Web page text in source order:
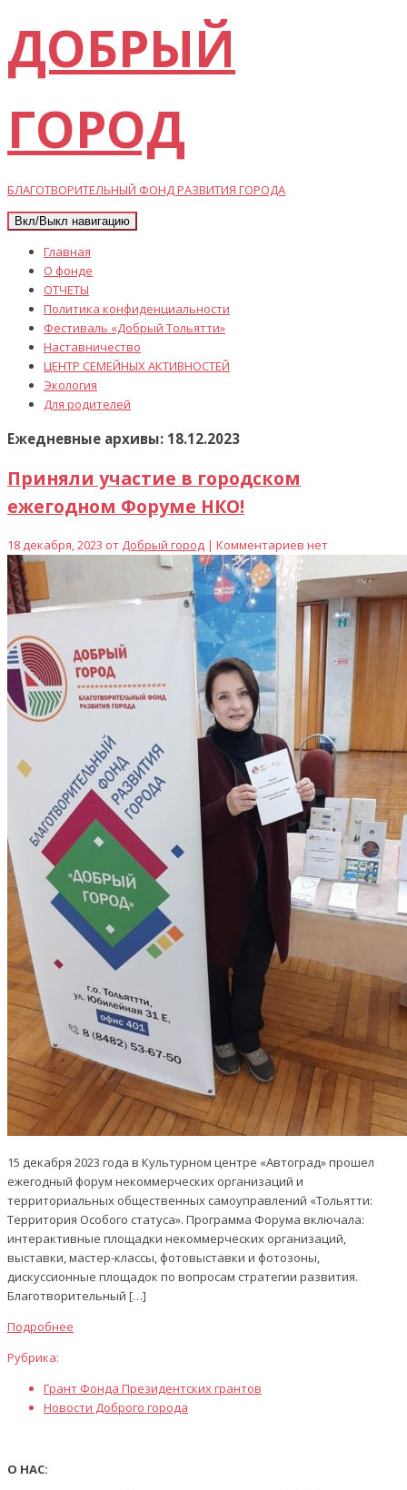
ДОБРЫЙ
ГОРОД
БЛАГОТВОРИТЕЛЬНЫЙ ФОНД РАЗВИТИЯ ГОРОДА
Вкл/Выкл навигацию
Главная
О фонде
ОТЧЕТЫ
Политика конфиденциальности
Фестиваль «Добрый Тольятти»
Наставничество
ЦЕНТР СЕМЕЙНЫХ АКТИВНОСТЕЙ
Экология
Для родителей
Ежедневные архивы: 18.12.2023
Приняли участие в городском
ежегодном Форуме НКО!
18 декабря, 2023 от Добрый город | Комментариев нет
15 декабря 2023 года в Культурном центре «Автоград» прошел
ежегодный форум некоммерческих организаций и
территориальных общественных самоуправлений «Тольятти:
Территория Особого статуса». Программа Форума включала:
интерактивные площадки некоммерческих организаций,
выставки, мастер-классы, фотовыставки и фотозоны,
дискуссионные площадок по вопросам стратегии развития.
Благотворительный […]
Подробнее
Рубрика:
Грант Фонда Президентских грантов
Новости Доброго города
О НАС: